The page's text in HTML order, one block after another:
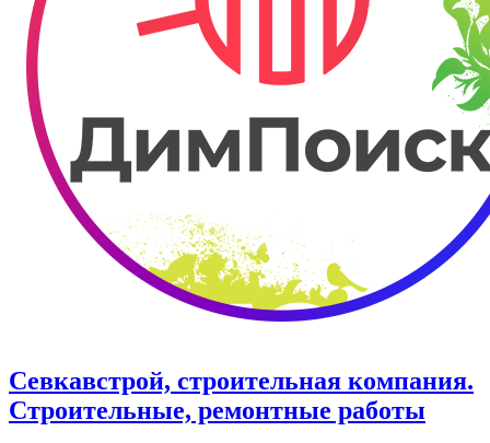
Севкавстрой, строительная компания.
Строительные, ремонтные работы